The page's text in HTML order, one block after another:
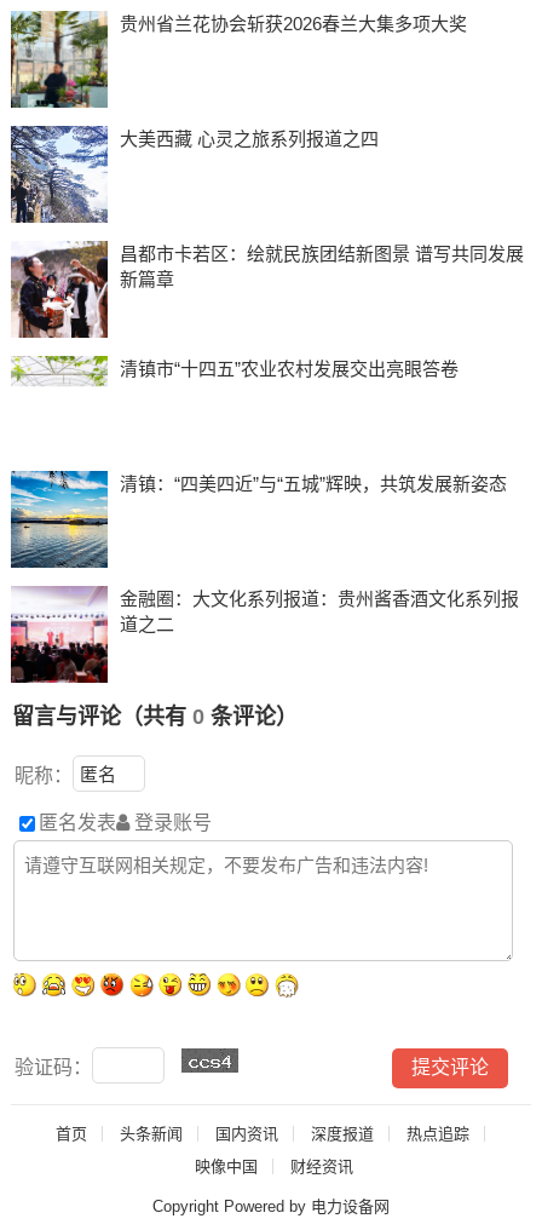
贵州省兰花协会斩获2026春兰大集多项大奖
大美西藏 心灵之旅系列报道之四
昌都市卡若区：绘就民族团结新图景 谱写共同发展
新篇章
清镇市“十四五”农业农村发展交出亮眼答卷
清镇：“四美四近”与“五城”辉映，共筑发展新姿态
金融圈：大文化系列报道：贵州酱香酒文化系列报
道之二
留言与评论（共有 0条评论）
昵称：
匿名发表 登录账号
验证码：
首页 头条新闻 国内资讯 深度报道
热点追踪
映像中国
财经资讯
Copyright Powered by 电力设备网